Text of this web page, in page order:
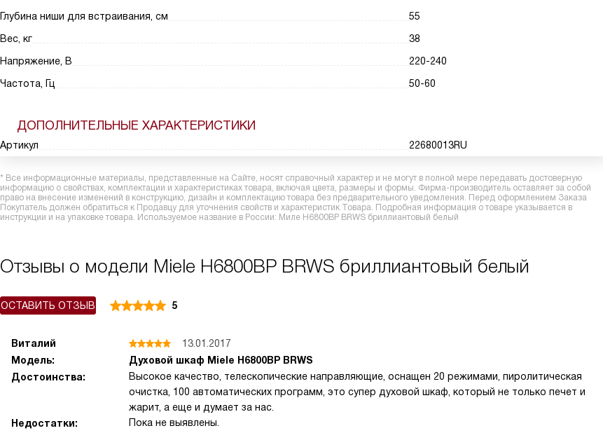
Глубина ниши для встраивания, см
55
Вес, кг
38
Напряжение, В
220-240
Частота, Гц
50-60
ДОПОЛНИТЕЛЬНЫЕ ХАРАКТЕРИСТИКИ
Артикул 22680013RU
* Все информационные материалы, представленные на Сайте, носят справочный характер и не могут в полной мере передавать достоверную
информацию о свойствах, комплектации и характеристиках товара, включая цвета, размеры и формы. Фирма-производитель оставляет за собой
право на внесение изменений в конструкцию, дизайн и комплектацию товара без предварительного уведомления. Перед оформлением Заказа
Покупатель должен обратиться к Продавцу для уточнения свойств и характеристик Товара. Подробная информация о товаре указывается в
инструкции и на упаковке товара. Используемое название в России: Миле H6800BP BRWS бриллиантовый белый
Отзывы о модели Miele H6800BP BRWS бриллиантовый белый
5
ОСТАВИТЬ ОТЗЫВ
Виталий
13.01.2017
Модель:
Духовой шкаф Miele H6800BP BRWS
Достоинства:
Высокое качество, телескопические направляющие, оснащен 20 режимами, пиролитическая
очистка, 100 автоматических программ, это супер духовой шкаф, который не только печет и
жарит, а еще и думает за нас.
Недостатки:
Пока не выявлены.